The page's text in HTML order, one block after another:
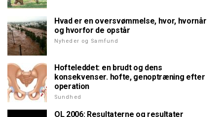
Hvad er en oversvømmelse, hvor, hvornår
og hvorfor de opstår
Nyheder og Samfund
Hofteleddet: en brudt og dens
konsekvenser. hofte, genoptræning efter
operation
Sundhed
OL 2006: Resultaterne og resultater